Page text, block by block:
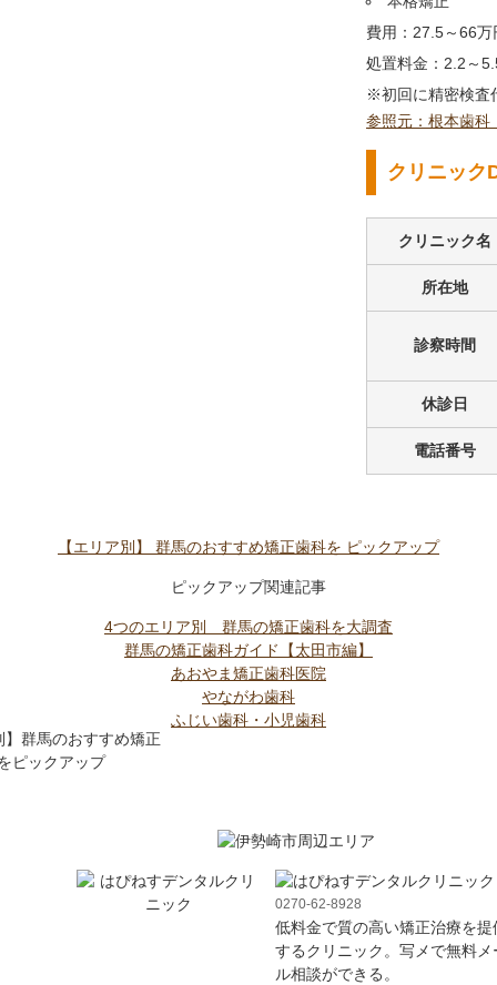
費用：27.5～66
処置料金：2.2～
※初回に精密検査
参照元：根本歯科
クリニック
クリニック名
所在地
診察時間
休診日
電話番号
【エリア別】 群馬のおすすめ矯正歯科を ピックアップ
ピックアップ関連記事
4つのエリア別 群馬の矯正歯科を大調査
群馬の矯正歯科ガイド【太田市編】
あおやま矯正歯科医院
やながわ歯科
ふじい歯科・小児歯科
0270-62-8928
低料金で質の高い矯正治療を提
するクリニック。写メで無料メ
ル相談ができる。